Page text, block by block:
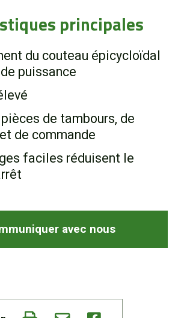
principales
du couteau épicycloïdal
puissance
de tambours, de
de commande
faciles réduisent le
avec nous